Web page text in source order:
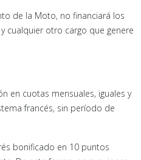
de la Moto, no financiará los
cualquier otro cargo que genere
en cuotas mensuales, iguales y
francés, sin período de
bonificado en 10 puntos